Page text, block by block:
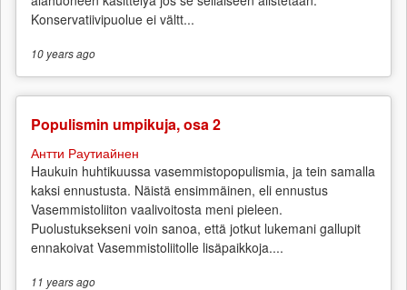
Konservatiivipuolue ei vältt...
10 yearsago
Populismin umpikuja, osa 2
Антти Раутиайнен
Haukuin huhtikuussa vasemmistopopulismia, ja tein samalla
kaksi ennustusta. Näistä ensimmäinen, eli ennustus
Vasemmistoliiton vaalivoitosta meni pieleen.
Puolustuksekseni voin sanoa, että jotkut lukemani gallupit
ennakoivat Vasemmistoliitolle lisäpaikkoja....
11 yearsago